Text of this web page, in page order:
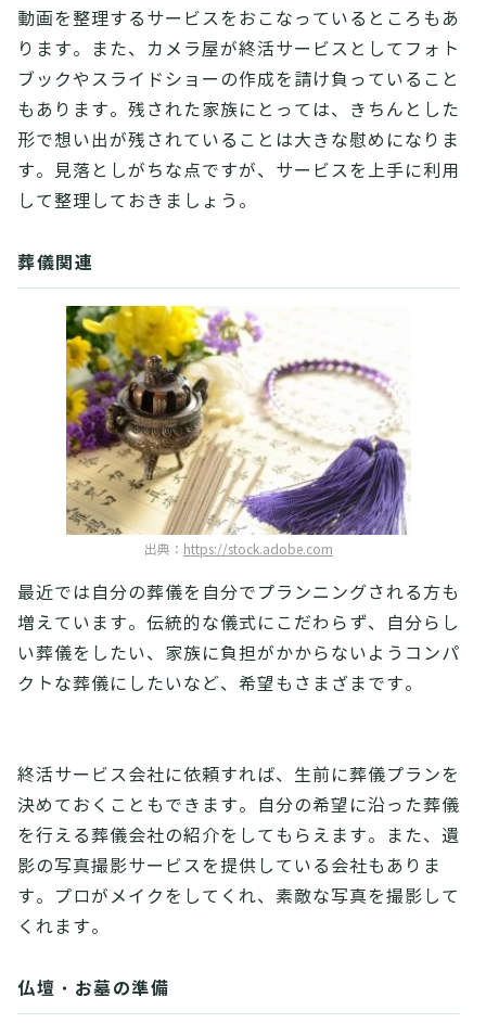
動画を整理するサービスをおこなっているところもあ
ります。また、カメラ屋が終活サービスとしてフォト
ブックやスライドショーの作成を請け負っていること
もあります。残された家族にとっては、きちんとした
形で想い出が残されていることは大きな慰めになりま
す。見落としがちな点ですが、サービスを上手に利用
して整理しておきましょう。
葬儀関連
出典： https://stock.adobe.com
最近では自分の葬儀を自分でプランニングされる方も
増えています。伝統的な儀式にこだわらず、自分らし
い葬儀をしたい、家族に負担がかからないようコンパ
クトな葬儀にしたいなど、希望もさまざまです。
終活サービス会社に依頼すれば、生前に葬儀プランを
決めておくこともできます。自分の希望に沿った葬儀
を行える葬儀会社の紹介をしてもらえます。また、遺
影の写真撮影サービスを提供している会社もありま
す。プロがメイクをしてくれ、素敵な写真を撮影して
くれます。
仏壇・お墓の準備